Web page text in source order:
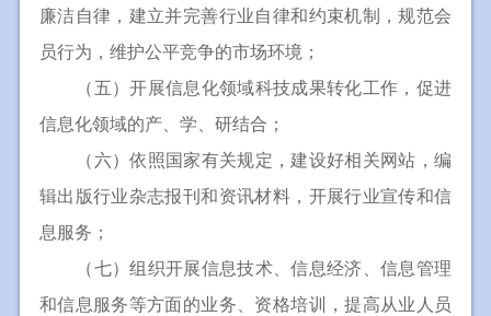
廉洁自律，建立并完善行业自律和约束机制，规范会
员行为，维护公平竞争的市场环境；
（五）开展信息化领域科技成果转化工作，促进
信息化领域的产、学、研结合；
（六）依照国家有关规定，建设好相关网站，编
辑出版行业杂志报刊和资讯材料，开展行业宣传和信
息服务；
（七）组织开展信息技术、信息经济、信息管理
和信息服务等方面的业务、资格培训，提高从业人员